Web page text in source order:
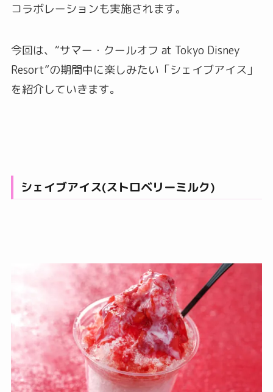
コラボレーションも実施されます。
今回は、“サマー・クールオフ at Tokyo Disney
Resort”の期間中に楽しみたい「シェイブアイス」
を紹介していきます。
シェイブアイス(ストロベリーミルク)